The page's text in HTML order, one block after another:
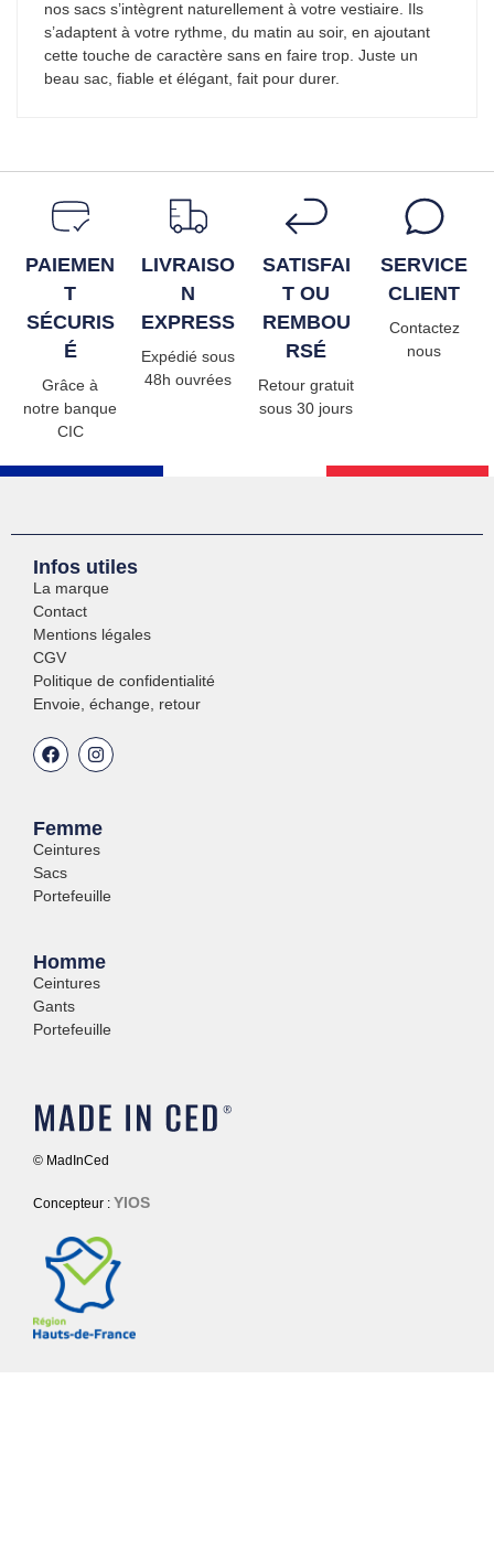
nos sacs s’intègrent naturellement à votre vestiaire. Ils
s’adaptent à votre rythme, du matin au soir, en ajoutant
cette touche de caractère sans en faire trop. Juste un
beau sac, fiable et élégant, fait pour durer.
PAIEMEN
T
SÉCURIS
É
Grâce à
notre banque
CIC
LIVRAISO
N
EXPRESS
Expédié sous
48h ouvrées
SATISFAI
T OU
REMBOU
RSÉ
Retour gratuit
sous 30 jours
SERVICE
CLIENT
Contactez
nous
© MadInCed
Concepteur : YIOS
Homme
Ceintures
Gants
Portefeuille
Femme
Ceintures
Sacs
Portefeuille
Infos utiles
La marque
Contact
Mentions légales
CGV
Politique de confidentialité
Envoie, échange, retour